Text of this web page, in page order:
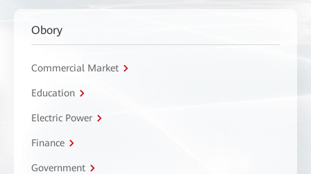
Obory
Commercial Market
Education
Electric Power
Finance
Government